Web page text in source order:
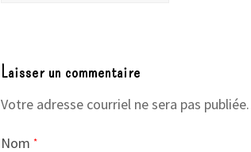
Laisser un commentaire
Votre adresse courriel ne sera pas publiée.
Nom *